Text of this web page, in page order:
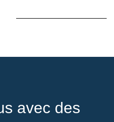
avec des